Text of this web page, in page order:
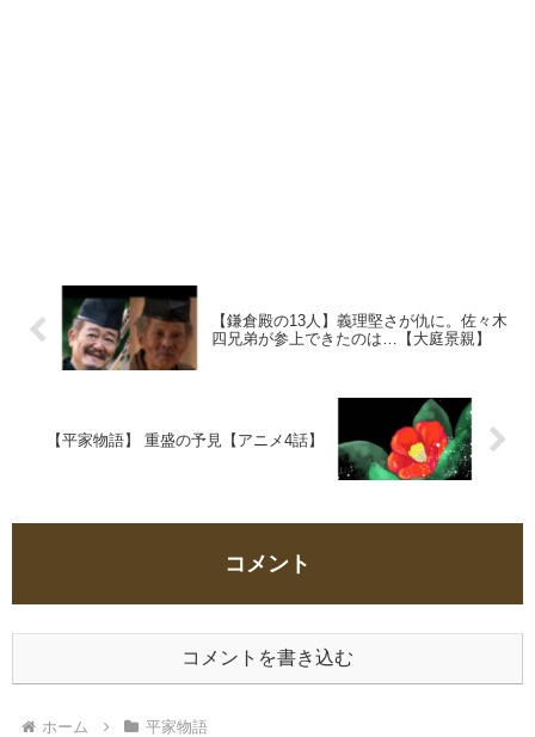
【鎌倉殿の13人】義理堅さが仇に。佐々木
四兄弟が参上できたのは…【大庭景親】
【平家物語】 重盛の予見【アニメ4話】
コメント
コメントを書き込む
ホーム 平家物語